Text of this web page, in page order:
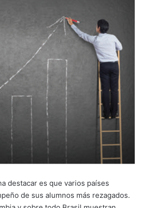
destacar es que varios países
de sus alumnos más rezagados.